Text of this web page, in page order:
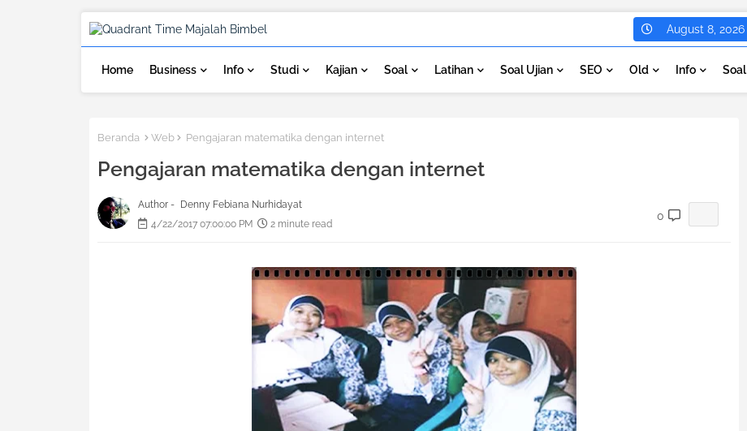
August 8, 2026
Home Business Info Studi Kajian Soal Latihan Soal Ujian SEO Old Info Soal
Beranda Web Pengajaran matematika dengan internet
Pengajaran matematika dengan internet
Author -
Denny Febiana Nurhidayat
4/22/2017 07:00:00 PM
2 minute read
0